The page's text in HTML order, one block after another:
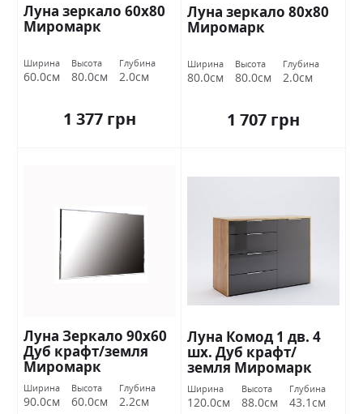
Луна зеркало 60х80
Миромарк
Ширина
60.0см
Высота
80.0см
Глубина
2.0см
1 377 грн
Луна зеркало 80х80
Миромарк
Ширина
80.0см
Высота
80.0см
Глубина
2.0см
1 707 грн
Луна Зеркало 90х60
Дуб крафт/земля
Миромарк
Ширина
90.0см
Высота
60.0см
Глубина
2.2см
Луна Комод 1 дв. 4
шх. Дуб крафт/
земля Миромарк
Ширина
120.0см
Высота
88.0см
Глубина
43.1см